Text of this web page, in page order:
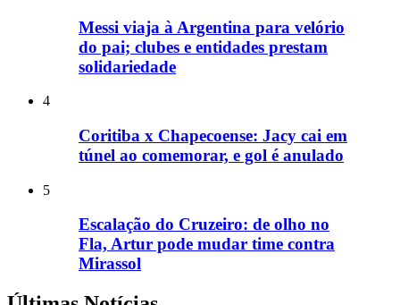
Messi viaja à Argentina para velório
do pai; clubes e entidades prestam
solidariedade
4
Coritiba x Chapecoense: Jacy cai em
túnel ao comemorar, e gol é anulado
5
Escalação do Cruzeiro: de olho no
Fla, Artur pode mudar time contra
Mirassol